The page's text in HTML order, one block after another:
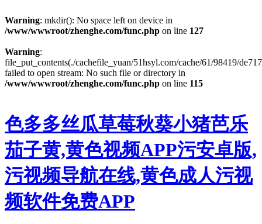
Warning: mkdir(): No space left on device in
/www/wwwroot/zhenghe.com/func.php on line 127
Warning:
file_put_contents(./cachefile_yuan/51hsyl.com/cache/61/98419/
failed to open stream: No such file or directory in
/www/wwwroot/zhenghe.com/func.php on line 115
色多多丝瓜草莓秋葵小猪芭乐
茄子黄,黄色视频APP污安卓版,
污视频导航在线,黄色成人污视
频软件免费APP